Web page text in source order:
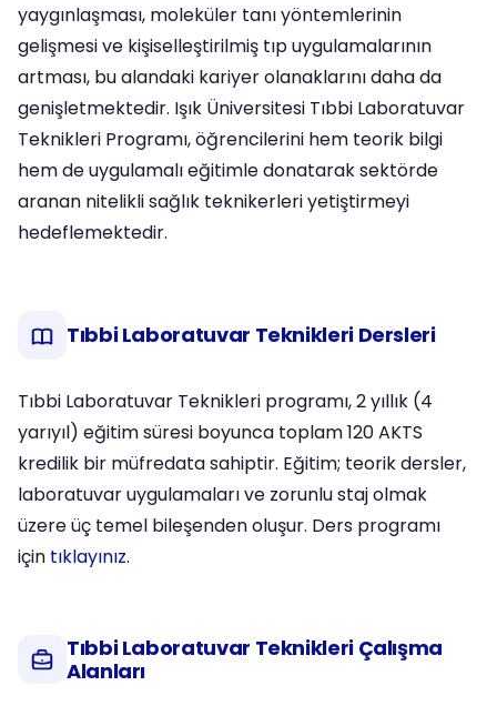
yaygınlaşması, moleküler tanı yöntemlerinin
gelişmesi ve kişiselleştirilmiş tıp uygulamalarının
artması, bu alandaki kariyer olanaklarını daha da
genişletmektedir. Işık Üniversitesi Tıbbi Laboratuvar
Teknikleri Programı, öğrencilerini hem teorik bilgi
hem de uygulamalı eğitimle donatarak sektörde
aranan nitelikli sağlık teknikerleri yetiştirmeyi
hedeflemektedir.
Tıbbi Laboratuvar Teknikleri Dersleri
Tıbbi Laboratuvar Teknikleri programı, 2 yıllık (4
yarıyıl) eğitim süresi boyunca toplam 120 AKTS
kredilik bir müfredata sahiptir. Eğitim; teorik dersler,
laboratuvar uygulamaları ve zorunlu staj olmak
üzere üç temel bileşenden oluşur. Ders programı
için tıklayınız.
Tıbbi Laboratuvar Teknikleri Çalışma
Alanları